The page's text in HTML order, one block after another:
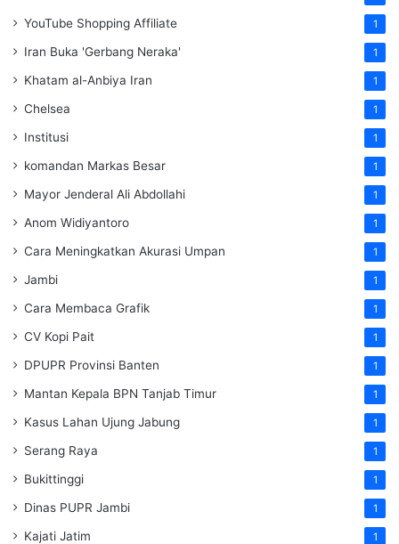
YouTube Shopping Affiliate 1
Iran Buka 'Gerbang Neraka' 1
Khatam al-Anbiya Iran 1
Chelsea 1
Institusi 1
komandan Markas Besar 1
Mayor Jenderal Ali Abdollahi 1
Anom Widiyantoro 1
Cara Meningkatkan Akurasi Umpan 1
Jambi 1
Cara Membaca Grafik 1
CV Kopi Pait 1
DPUPR Provinsi Banten 1
Mantan Kepala BPN Tanjab Timur 1
Kasus Lahan Ujung Jabung 1
Serang Raya 1
Bukittinggi 1
Dinas PUPR Jambi 1
Kajati Jatim 1